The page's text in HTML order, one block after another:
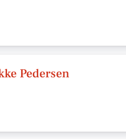
Pedersen